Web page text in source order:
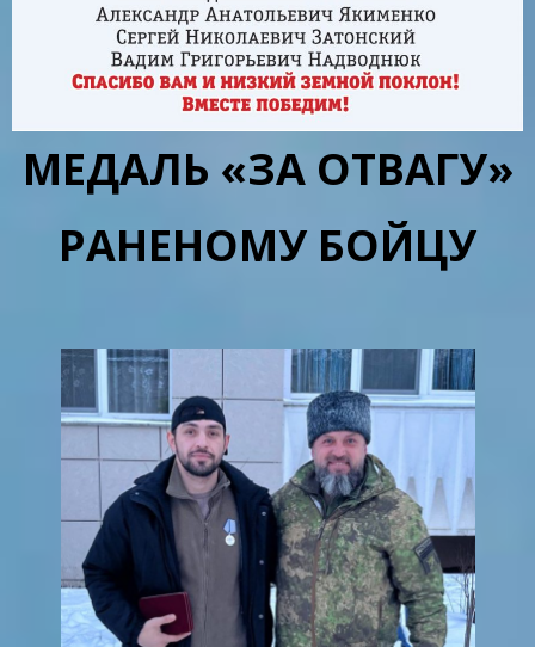
МЕДАЛЬ «ЗА ОТВАГУ»
РАНЕНОМУ БОЙЦУ